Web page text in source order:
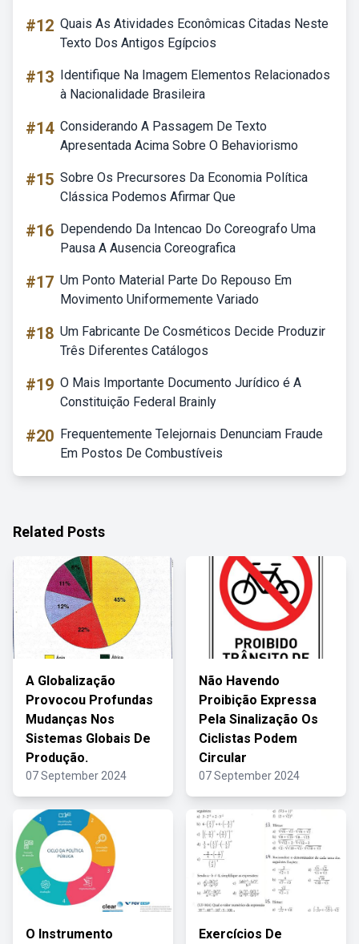
#12 Quais As Atividades Econômicas Citadas Neste
Texto Dos Antigos Egípcios
#13 Identifique Na Imagem Elementos Relacionados
à Nacionalidade Brasileira
#14 Considerando A Passagem De Texto
Apresentada Acima Sobre O Behaviorismo
#15 Sobre Os Precursores Da Economia Política
Clássica Podemos Afirmar Que
#16 Dependendo Da Intencao Do Coreografo Uma
Pausa A Ausencia Coreografica
#17 Um Ponto Material Parte Do Repouso Em
Movimento Uniformemente Variado
#18 Um Fabricante De Cosméticos Decide Produzir
Três Diferentes Catálogos
#19 O Mais Importante Documento Jurídico é A
Constituição Federal Brainly
#20 Frequentemente Telejornais Denunciam Fraude
Em Postos De Combustíveis
Related Posts
A Globalização
Provocou Profundas
Mudanças Nos
Sistemas Globais De
Produção.
07 September 2024
Não Havendo
Proibição Expressa
Pela Sinalização Os
Ciclistas Podem
Circular
07 September 2024
O Instrumento Exercícios De